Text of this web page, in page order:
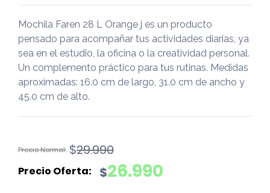
Mochila Faren 28 L Orange j es un producto
pensado para acompañar tus actividades diarias, ya
sea en el estudio, la oficina o la creatividad personal.
Un complemento práctico para tus rutinas. Medidas
aproximadas: 16.0 cm de largo, 31.0 cm de ancho y
45.0 cm de alto.
$29.990
El
original
$26.990
El
actual